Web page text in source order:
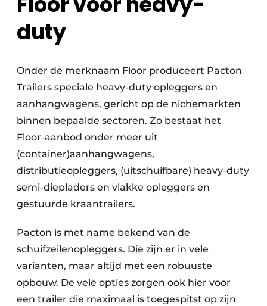
duty
Onder de merknaam Floor produceert Pacton
Trailers speciale heavy-duty opleggers en
aanhangwagens, gericht op de nichemarkten
binnen bepaalde sectoren. Zo bestaat het
Floor-aanbod onder meer uit
(container)aanhangwagens,
distributieopleggers, (uitschuifbare) heavy-duty
semi-diepladers en vlakke opleggers en
gestuurde kraantrailers.
Pacton is met name bekend van de
schuifzeilenopleggers. Die zijn er in vele
varianten, maar altijd met een robuuste
opbouw. De vele opties zorgen ook hier voor
een trailer die maximaal is toegespitst op zijn